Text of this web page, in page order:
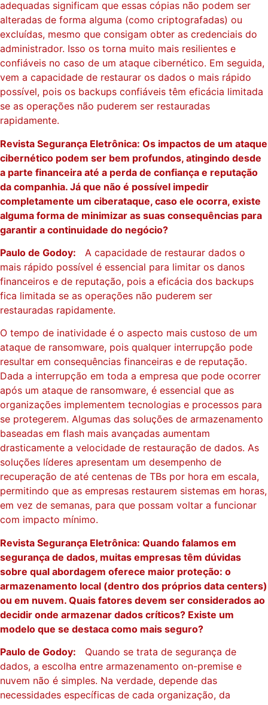
adequadas significam que essas cópias não podem ser
alteradas de forma alguma (como criptografadas) ou
excluídas, mesmo que consigam obter as credenciais do
administrador. Isso os torna muito mais resilientes e
confiáveis ​​no caso de um ataque cibernético. Em seguida,
vem a capacidade de restaurar os dados o mais rápido
possível, pois os backups confiáveis ​​têm eficácia limitada
se as operações não puderem ser restauradas
rapidamente.
Revista Segurança Eletrônica: Os impactos de um ataque
cibernético podem ser bem profundos, atingindo desde
a parte financeira até a perda de confiança e reputação
da companhia. Já que não é possível impedir
completamente um ciberataque, caso ele ocorra, existe
alguma forma de minimizar as suas consequências para
garantir a continuidade do negócio?
Paulo de Godoy: A capacidade de restaurar dados o
mais rápido possível é essencial para limitar os danos
financeiros e de reputação, pois a eficácia dos backups ​
fica limitada se as operações não puderem ser
restauradas rapidamente.
O tempo de inatividade é o aspecto mais custoso de um
ataque de ransomware, pois qualquer interrupção pode
resultar em consequências financeiras e de reputação.
Dada a interrupção em toda a empresa que pode ocorrer
após um ataque de ransomware, é essencial que as
organizações implementem tecnologias e processos para
se protegerem. Algumas das soluções de armazenamento
baseadas em flash mais avançadas aumentam
drasticamente a velocidade de restauração de dados. As
soluções líderes apresentam um desempenho de
recuperação de até centenas de TBs por hora em escala,
permitindo que as empresas restaurem sistemas em horas,
em vez de semanas, para que possam voltar a funcionar
com impacto mínimo.
Revista Segurança Eletrônica: Quando falamos em
segurança de dados, muitas empresas têm dúvidas
sobre qual abordagem oferece maior proteção: o
armazenamento local (dentro dos próprios data centers)
ou em nuvem. Quais fatores devem ser considerados ao
decidir onde armazenar dados críticos? Existe um
modelo que se destaca como mais seguro?
Paulo de Godoy: Quando se trata de segurança de
dados, a escolha entre armazenamento on-premise e
nuvem não é simples. Na verdade, depende das
necessidades específicas de cada organização, da